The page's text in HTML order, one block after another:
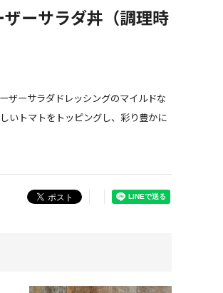
ーサラダ丼（調理時
ザーサラダドレッシングのマイルドな
いトマトをトッピングし、彩り豊かに